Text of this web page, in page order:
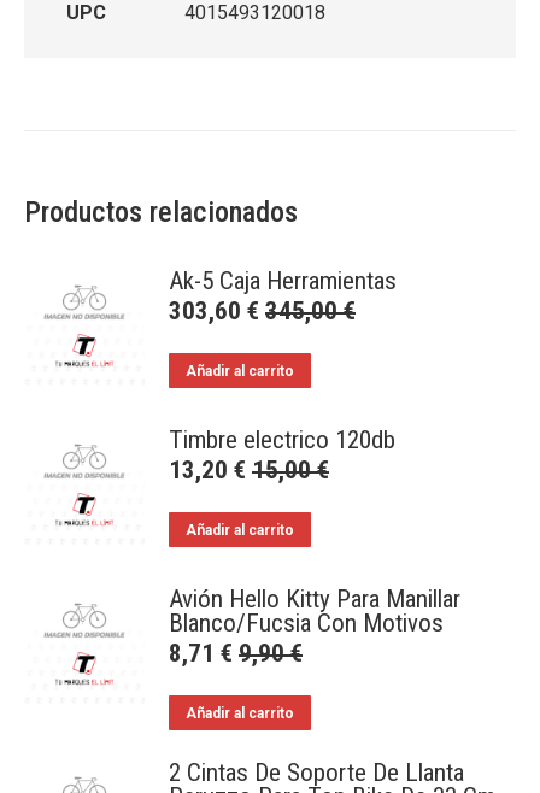
UPC
4015493120018
Productos relacionados
Ak-5 Caja Herramientas
303,60 € 345,00€
Añadir al carrito
Timbre electrico 120db
13,20 € 15,00€
Añadir al carrito
Avión Hello Kitty Para Manillar
Blanco/Fucsia Con Motivos
8,71 € 9,90€
Añadir al carrito
2 Cintas De Soporte De Llanta